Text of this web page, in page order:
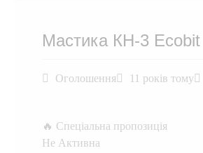
Мастика КН-3 Ecobit
Оголошення 11 років тому
🔥 Спеціальна пропозиція
Не Активна